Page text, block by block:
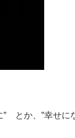
” とか、”幸せ